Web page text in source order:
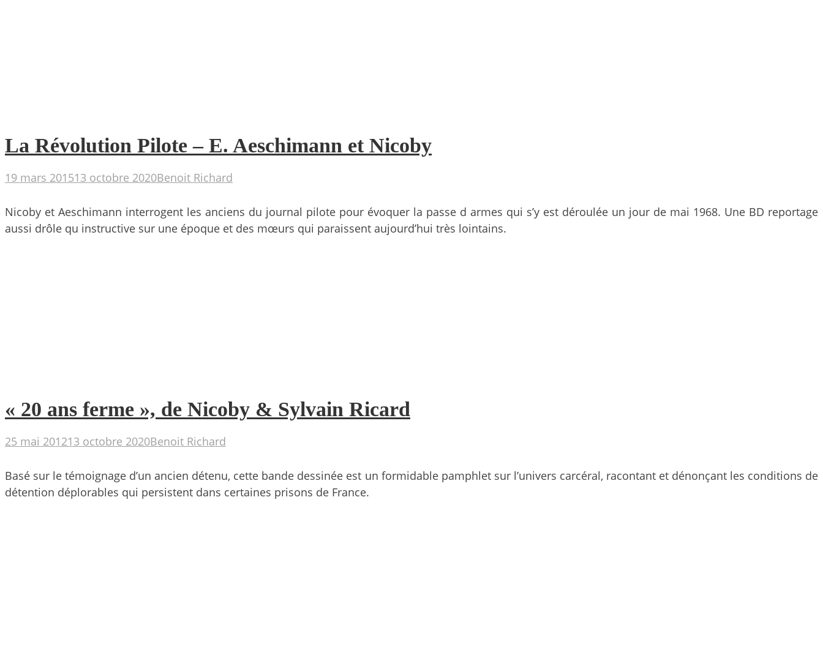
La Révolution Pilote – E. Aeschimann et Nicoby
19 mars 201513 octobre 2020Benoit Richard
Nicoby et Aeschimann interrogent les anciens du journal pilote pour évoquer la passe d armes qui s’y est déroulée un jour de mai 1968. Une BD reportage
aussi drôle qu instructive sur une époque et des mœurs qui paraissent aujourd’hui très lointains.
« 20 ans ferme », de Nicoby & Sylvain Ricard
25 mai 201213 octobre 2020Benoit Richard
Basé sur le témoignage d’un ancien détenu, cette bande dessinée est un formidable pamphlet sur l’univers carcéral, racontant et dénonçant les conditions de
détention déplorables qui persistent dans certaines prisons de France.